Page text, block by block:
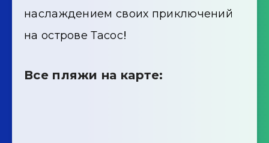
наслаждением своих приключений
на острове Тасос!
Все пляжи на карте: